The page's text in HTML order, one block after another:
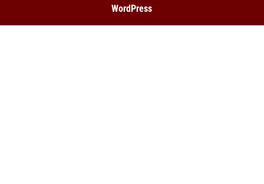
WordPress